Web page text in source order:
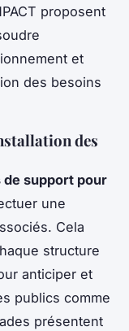
proposent
et
des besoins
des
support pour
une
Cela
structure
anticiper et
publics comme
présentent